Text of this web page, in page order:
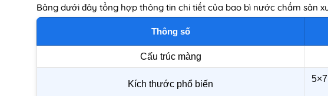
Bảng dưới đây tổng hợp thông tin chi tiết của bao bì nước chấm sản
Thông số
Cấu trúc màng
Kích thước phổ biến